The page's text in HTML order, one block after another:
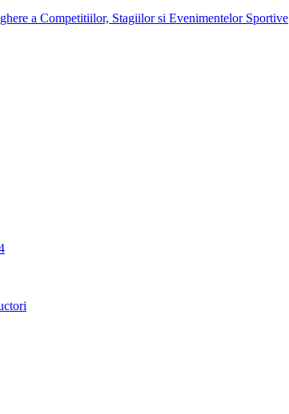
a Competitiilor, Stagiilor si Evenimentelor Sportive